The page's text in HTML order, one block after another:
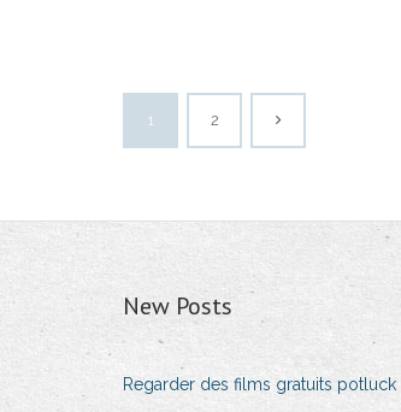
1 2
New Posts
Regarder des films gratuits potluck